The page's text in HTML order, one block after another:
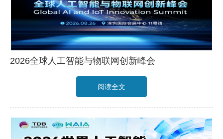
2026全球人工智能与物联网创新峰会
阅读全文